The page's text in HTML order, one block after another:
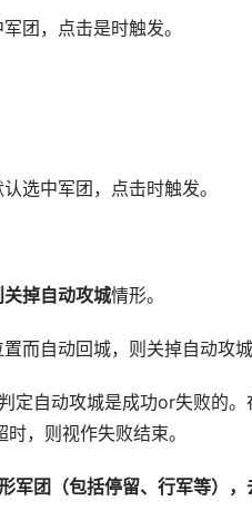
，点击是时触发。
中军团，点击时触发。
掉自动攻城情形。
自动回城，则关掉自动攻城
自动攻城是成功or失败的。
，则视作失败结束。
军团（包括停留、行军等）